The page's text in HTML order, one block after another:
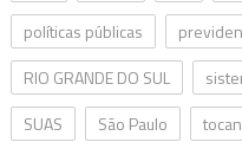
políticas públicas
RIO GRANDE DO SUL
SUAS
São Paulo